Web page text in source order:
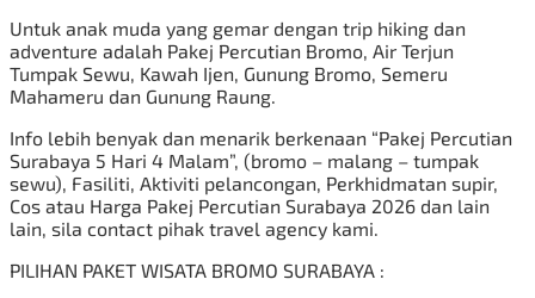
Untuk anak muda yang gemar dengan trip hiking dan
adventure adalah Pakej Percutian Bromo, Air Terjun
Tumpak Sewu, Kawah Ijen, Gunung Bromo, Semeru
Mahameru dan Gunung Raung.
Info lebih benyak dan menarik berkenaan “Pakej Percutian
Surabaya 5 Hari 4 Malam”, (bromo – malang – tumpak
sewu), Fasiliti, Aktiviti pelancongan, Perkhidmatan supir,
Cos atau Harga Pakej Percutian Surabaya 2026 dan lain
lain, sila contact pihak travel agency kami.
PILIHAN PAKET WISATA BROMO SURABAYA :